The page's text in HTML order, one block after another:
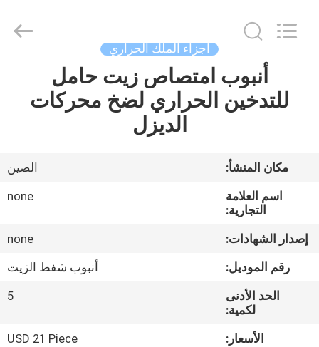
المنزل
حولنا
في
المصنع
مراقبة
الجودة
INDUSTRY
أجزاء الملك الحراري
أنبوب امتصاص زيت حامل
للتدخين الحراري لضخ محركات
الديزل
مكان المنشأ:
الصين
اسم العلامة
التجارية:
none
إصدار الشهادات:
none
رقم الموديل:
أنبوب شفط الزيت
الحد الأدنى
لكمية:
5
الأسعار:
USD 21 Piece